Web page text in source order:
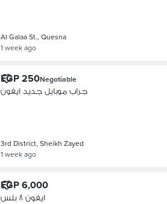
Al Galaa St., Quesna
1 week ago
EGP 250Negotiable
جراب موبايل جديد ايفون
3rd District, Sheikh Zayed
1 week ago
EGP 6,000
ايفون ٨ بلس